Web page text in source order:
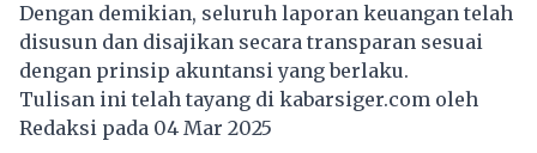
Dengan demikian, seluruh laporan keuangan telah
disusun dan disajikan secara transparan sesuai
dengan prinsip akuntansi yang berlaku.
Tulisan ini telah tayang di kabarsiger.com oleh
Redaksi pada 04 Mar 2025